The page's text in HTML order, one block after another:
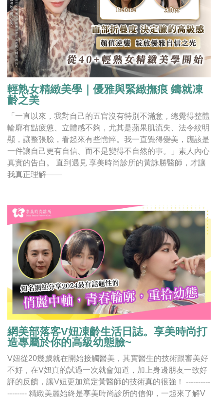
輕熟女精緻美學｜優雅與緊緻撫痕 鑄就凍
齡之美
「一直以來，我對自己的五官沒有特別不滿意，總覺得整體
輪廓有點疲憊、立體感不夠，尤其是蘋果肌流失、法令紋明
顯，讓整張臉，看起來有些憔悴。我一直覺得變美，應該是
一件讓自己更有自信、而不是變得不自然的事。」素人內心
真實的告白。 直到遇見 享美時尚診所的黃詠勝醫師，才讓
我真正理解——
網美部落客V妞凍齡生活日誌。享美時尚打
造專屬於你的高級幼態臉~
V妞從20幾歲就在開始接觸醫美，其實醫生的技術跟審美好
不好，在V妞真的試過一次就會知道，加上身邊朋友一致好
評的反饋，讓V妞更加篤定黃醫師的技術真的很強！ ----------
-------- 精緻美麗始終是享美時尚診所的信仰，一起來了解V